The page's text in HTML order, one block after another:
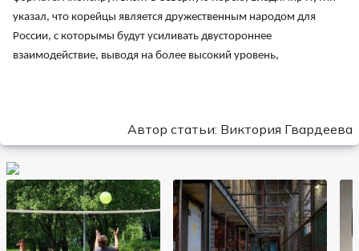
указал, что корейцы является дружественным народом для
России, с которымы будут усиливать двустороннее
взаимодействие, выводя на более высокий уровень,
Автор статьи: Виктория Гвардеева